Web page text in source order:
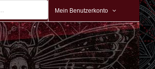
Mein Benutzerkonto